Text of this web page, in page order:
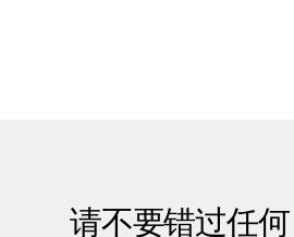
请不要错过任何